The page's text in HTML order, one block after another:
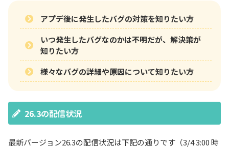
アプデ後に発生したバグの対策を知りたい方
いつ発生したバグなのかは不明だが、解決策が
知りたい方
様々なバグの詳細や原因について知りたい方
26.3の配信状況
最新バージョン26.3の配信状況は下記の通りです（3/4 3:00 時